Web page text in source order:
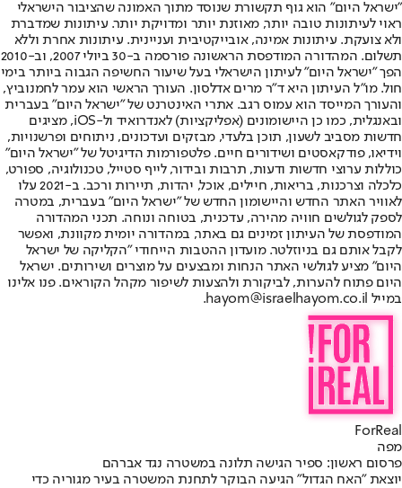
"ישראל היום" הוא גוף תקשורת שנוסד מתוך האמונה שהציבור הישראלי
ראוי לעיתונות טובה יותר, מאוזנת יותר ומדויקת יותר. עיתונות שמדברת
ולא צועקת. עיתונות אמינה, אובייקטיבית ועניינית. עיתונות אחרת וללא
תשלום. המהדורה המודפסת הראשונה פורסמה ב-30 ביולי 2007, וב-2010
הפך "ישראל היום" לעיתון הישראלי בעל שיעור החשיפה הגבוה ביותר בימי
חול. מו"ל העיתון היא ד"ר מרים אדלסון. העורך הראשי הוא עמר לחמנוביץ,
והעורך המייסד הוא עמוס רגב. אתרי האינטרנט של "ישראל היום" בעברית
ובאנגלית, כמו כן היישומונים (אפליקציות) לאנדרואיד ול-iOS, מציגים
חדשות מסביב לשעון, תוכן בלעדי, מבזקים ועדכונים, ניתוחים ופרשנויות,
וידיאו, פודקאסטים ושידורים חיים. פלטפורמות הדיגיטל של "ישראל היום"
כוללות ערוצי חדשות ודעות, תרבות ובידור, לייף סטייל, טכנולוגיה, ספורט,
כלכלה וצרכנות, בריאות, חיילים, אוכל, יהדות, תיירות ורכב. ב-2021 עלו
לאוויר האתר החדש והיישומון החדש של "ישראל היום" בעברית, במטרה
לספק לגולשים חוויה מהירה, עדכנית, בטוחה ונוחה. תכני המהדורה
המודפסת של העיתון זמינים גם באתר, במהדורה יומית מקוונת, ואפשר
לקבל אותם גם בניוזלטר. מועדון ההטבות הייחודי "הקליקה של ישראל
היום" מציע לגולשי האתר הנחות ומבצעים על מוצרים ושירותים. ישראל
היום פתוח להערות, לביקורת ולהצעות לשיפור מקהל הקוראים. פנו אלינו
במייל hayom@israelhayom.co.il.
ForReal
מפה
פרסום ראשון: ספיר הגישה תלונה במשטרה נגד אברהם
יוצאת "האח הגדול" הגיעה הבוקר לתחנת המשטרה בעיר מגוריה כדי